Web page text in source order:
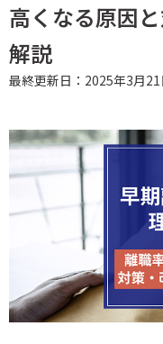
高くなる原因
解説
最終更新日：2025年3月21